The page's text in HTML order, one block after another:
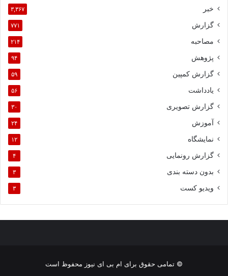
خبر ۳,۳۶۷
گزارش ۷۷۱
مصاحبه ۲۱۴
پژوهش ۹۴
گزارش کمپین ۵۹
یادداشت ۵۶
گزارش تصویری ۳۰
آموزش ۲۴
نمایشگاه ۱۲
گزارش رونمایی ۴
بدون دسته بندی ۳
ویدیو کست ۳
© تمامی حقوق برای ام بی ای نیوز محفوظ است